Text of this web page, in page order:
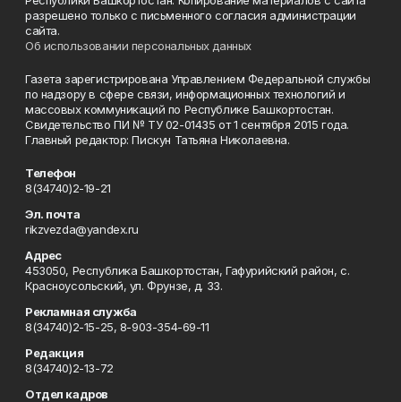
разрешено только с письменного согласия администрации
сайта.
Об использовании персональных данных
Газета зарегистрирована Управлением Федеральной службы
по надзору в сфере связи, информационных технологий и
массовых коммуникаций по Республике Башкортостан.
Свидетельство ПИ № ТУ 02-01435 от 1 сентября 2015 года.
Главный редактор: Пискун Татьяна Николаевна.
Телефон
8(34740)2-19-21
Эл. почта
rikzvezda@yandex.ru
Адрес
453050, Республика Башкортостан, Гафурийский район, с.
Красноусольский, ул. Фрунзе, д. 33.
Рекламная служба
8(34740)2-15-25, 8-903-354-69-11
Редакция
8(34740)2-13-72
Отдел кадров